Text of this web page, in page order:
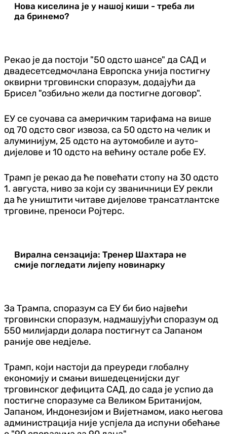
Нова киселина је у нашој киши - треба ли
да бринемо?
Рекао је да постоји "50 одсто шансе" да САД и
двадесетседмочлана Европска унија постигну
оквирни трговински споразум, додајући да
Брисел "озбиљно жели да постигне договор".
ЕУ се суочава са америчким тарифама на више
од 70 одсто свог извоза, са 50 одсто на челик и
алуминијум, 25 одсто на аутомобиле и ауто-
дијелове и 10 одсто на већину остале робе ЕУ.
Трамп је рекао да ће повећати стопу на 30 одсто
1. августа, ниво за који су званичници ЕУ рекли
да ће уништити читаве дијелове трансатлантске
трговине, преноси Ројтерс.
Вирална сензација: Тренер Шахтара не
смије погледати лијепу новинарку
За Трампа, споразум са ЕУ би био највећи
трговински споразум, надмашујући споразум од
550 милијарди долара постигнут са Јапаном
раније ове недјеље.
Трамп, који настоји да преуреди глобалну
економију и смањи вишедеценијски дуг
трговинског дефицита САД, до сада је успио да
постигне споразуме са Великом Британијом,
Јапаном, Индонезијом и Вијетнамом, иако његова
администрација није успјела да испуни обећање